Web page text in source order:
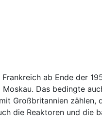
ab Ende der
Das bedingte
Großbritannien
die Reaktoren und